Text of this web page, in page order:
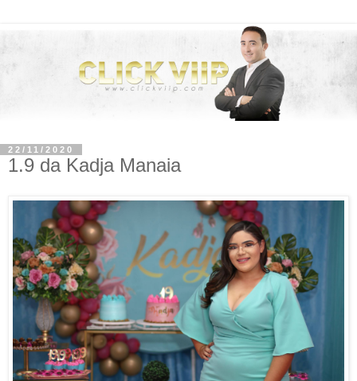
22/11/2020
1.9 da Kadja Manaia